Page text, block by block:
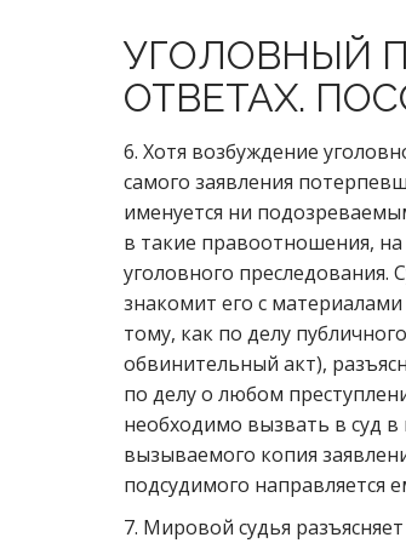
УГОЛОВНЫЙ
ОТВЕТАХ.
6. Хотя возбуждение
самого заявления
именуется ни
в такие правоотношения,
уголовного
знакомит его с
тому, как по делу
обвинительный акт),
по делу о любом
необходимо вызвать в суд в
вызываемого копия
подсудимого направляется
7. Мировой судья